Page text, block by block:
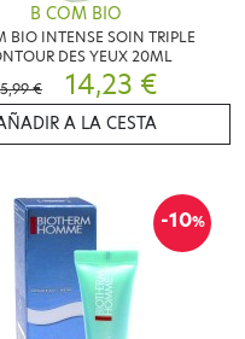
B COM BIO
BIO INTENSE SOIN TRIPLE
DES YEUX 20ML
€
14,23 €
A LA CESTA
-10%